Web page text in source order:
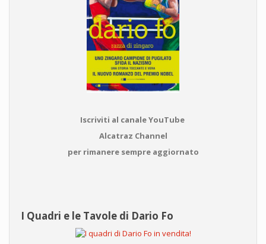
Iscriviti al canale YouTube
Alcatraz Channel
per rimanere sempre aggiornato
I Quadri e le Tavole di Dario Fo